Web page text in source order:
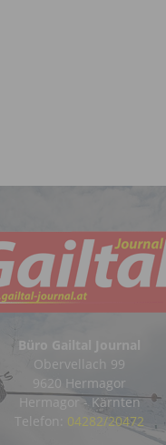
Büro Gailtal Journal
Obervellach 99
9620 Hermagor
Hermagor - Kärnten
Telefon: 04282/20472